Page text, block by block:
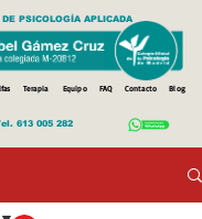
PSICOLOGÍA APLICADA
Terapia Equipo FAQ Contacto Blog
613 005 282